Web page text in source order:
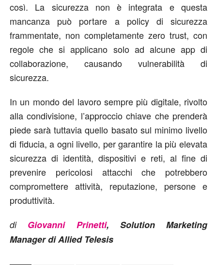
così. La sicurezza non è integrata e questa
mancanza può portare a policy di sicurezza
frammentate, non completamente zero trust, con
regole che si applicano solo ad alcune app di
collaborazione, causando vulnerabilità di
sicurezza.
In un mondo del lavoro sempre più digitale, rivolto
alla condivisione, l’approccio chiave che prenderà
piede sarà tuttavia quello basato sul minimo livello
di fiducia, a ogni livello, per garantire la più elevata
sicurezza di identità, dispositivi e reti, al fine di
prevenire pericolosi attacchi che potrebbero
compromettere attività, reputazione, persone e
produttività.
di Giovanni Prinetti, Solution Marketing
Manager di Allied Telesis